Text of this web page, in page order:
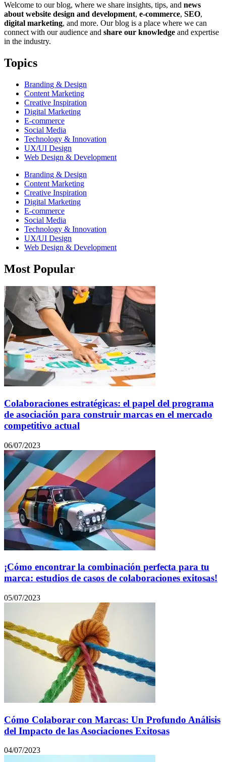
Welcome to our blog, where we share insights, tips, and news
about website design and development, e-commerce, SEO,
digital marketing, and more. Our blog is a place where we can
connect with our audience and share our knowledge and expertise
in the industry.
Topics
Branding & Design
Content Marketing
Creative Inspiration
Digital Marketing
E-commerce
Social Media
Technology & Innovation
UX/UI Design
Web Design & Development
Branding & Design
Content Marketing
Creative Inspiration
Digital Marketing
E-commerce
Social Media
Technology & Innovation
UX/UI Design
Web Design & Development
Most Popular
Colaboraciones estratégicas: el papel del programa
de asociación para construir marcas en el mercado
competitivo actual
06/07/2023
¡Cómo encontrar la combinación perfecta para tu
marca: estudios de casos de colaboraciones exitosas!
05/07/2023
Cómo Colaborar con Marcas: Un Profundo Análisis
del Impacto de las Asociaciones Exitosas
04/07/2023